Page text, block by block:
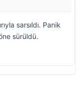
sarsıldı. Panik
sürüldü.